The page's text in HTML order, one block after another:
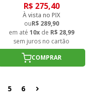
R$ 275,40
À vista no PIX
ouR$ 289,90
em até 10xde R$ 28,99
sem juros no cartão
COMPRAR
5 6